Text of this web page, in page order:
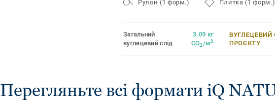
Рулон (1 форм.) Плитка (1 форм.)
Загальний
вуглецевий слід
3.09 кг
CO2/м2
ПРОЄКТУ
Перегляньте всі формати iQ